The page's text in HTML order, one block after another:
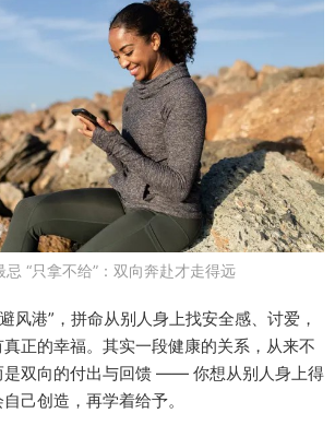
忌 “只拿不给”：双向奔赴才走得远
风港”，拼命从别人身上找安全感、讨爱，
正的幸福。其实一段健康的关系，从来不
是双向的付出与回馈 —— 你想从别人身上得
己创造，再学着给予。​